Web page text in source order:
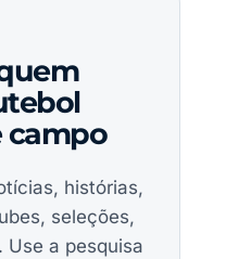
campo
histórias,
seleções,
Use a pesquisa